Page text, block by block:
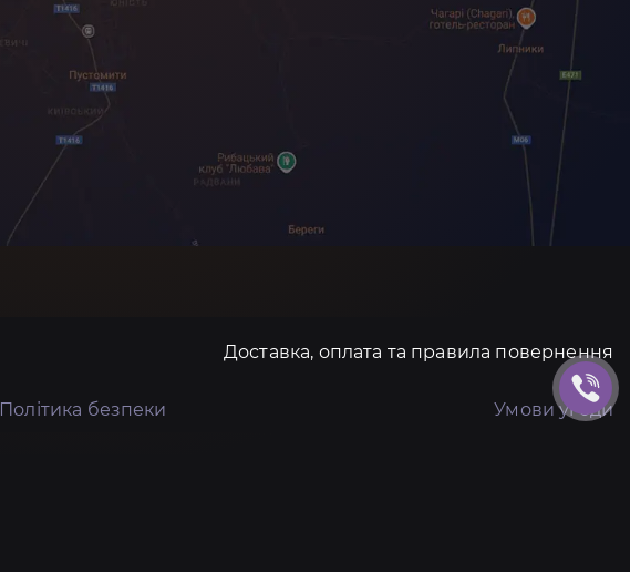
Доставка, оплата та правила повернення
Політика безпеки Умови угоди